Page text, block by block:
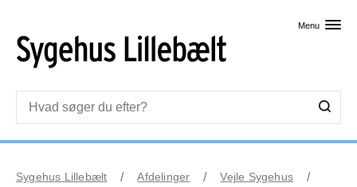
Menu
Sygehus Lillebælt Afdelinger
Vejle Sygehus